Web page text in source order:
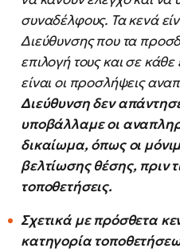
συναδέλφους. Τα κενά
Διεύθυνσης που τα
επιλογή τους και σε κάθε
είναι οι προσλήψεις
Διεύθυνση δεν
υποβάλλαμε οι
δικαίωμα, όπως οι
βελτίωσης θέσης, πριν
τοποθετήσεις.
Σχετικά με πρόσθετα
κατηγορία